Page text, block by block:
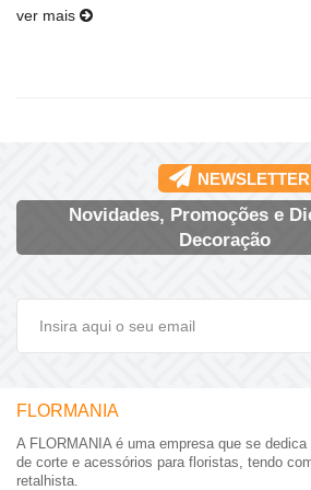
ver mais
NEWSLETTER
Novidades, Promoções e
Decoração
FLORMANIA
A FLORMANIA é uma empresa que se
de corte e acessórios para floristas, tendo
retalhista.